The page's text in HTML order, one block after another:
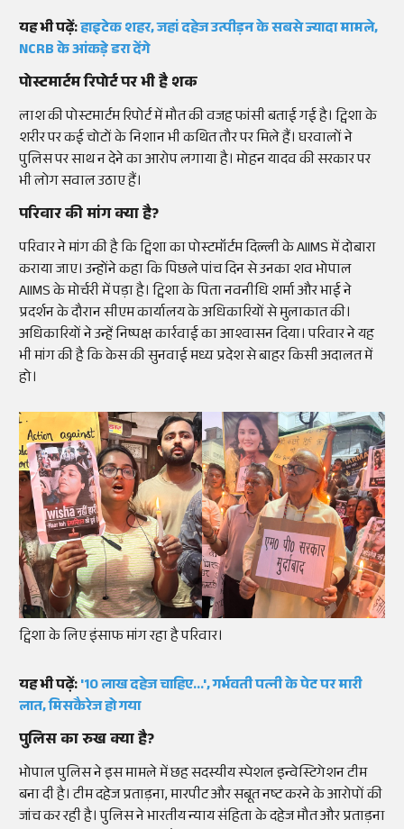
यह भी पढ़ें:हाइटेक शहर, जहां दहेज उत्पीड़न के सबसे ज्यादा मामले,
NCRB के आंकड़े डरा देंगे
पोस्टमार्टम रिपोर्ट पर भी है शक
लाश की पोस्टमार्टम रिपोर्ट में मौत की वजह फांसी बताई गई है। ट्विशा के
शरीर पर कई चोटों के निशान भी कथित तौर पर मिले हैं। घरवालों ने
पुलिस पर साथ न देने का आरोप लगाया है। मोहन यादव की सरकार पर
भी लोग सवाल उठाए हैं।
परिवार की मांग क्या है?
परिवार ने मांग की है कि ट्विशा का पोस्टमॉर्टम दिल्ली के AIIMS में दोबारा
कराया जाए। उन्होंने कहा कि पिछले पांच दिन से उनका शव भोपाल
AIIMS के मोर्चरी में पड़ा है। ट्विशा के पिता नवनीधि शर्मा और भाई ने
प्रदर्शन के दौरान सीएम कार्यालय के अधिकारियों से मुलाकात की।
अधिकारियों ने उन्हें निष्पक्ष कार्रवाई का आश्वासन दिया। परिवार ने यह
भी मांग की है कि केस की सुनवाई मध्य प्रदेश से बाहर किसी अदालत में
हो।
ट्विशा के लिए इंसाफ मांग रहा है परिवार।
यह भी पढ़ें:'10 लाख दहेज चाहिए...', गर्भवती पत्नी के पेट पर मारी
लात, मिसकैरेज हो गया
पुलिस का रुख क्या है?
भोपाल पुलिस ने इस मामले में छह सदस्यीय स्पेशल इन्वेस्टिगेशन टीम
बना दी है। टीम दहेज प्रताड़ना, मारपीट और सबूत नष्ट करने के आरोपों की
जांच कर रही है। पुलिस ने भारतीय न्याय संहिता के दहेज मौत और प्रताड़ना